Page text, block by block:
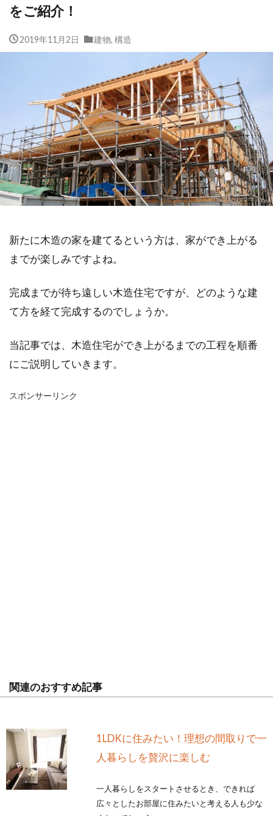
をご紹介！
2019年11月2日 建物, 構造
新たに木造の家を建てるという方は、家ができ上がる
までが楽しみですよね。
完成までが待ち遠しい木造住宅ですが、どのような建
て方を経て完成するのでしょうか。
当記事では、木造住宅ができ上がるまでの工程を順番
にご説明していきます。
スポンサーリンク
関連のおすすめ記事
1LDKに住みたい！理想の間取りで一
人暮らしを贅沢に楽しむ
一人暮らしをスタートさせるとき、できれば
広々としたお部屋に住みたいと考える人も少な